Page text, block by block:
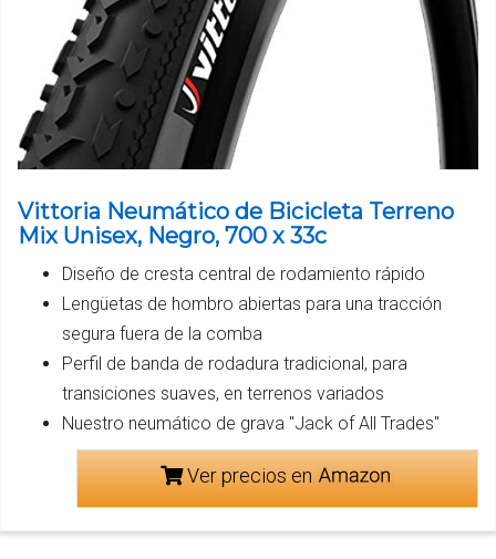
Vittoria Neumático de Bicicleta Terreno
Mix Unisex, Negro, 700 x 33c
Diseño de cresta central de rodamiento rápido
Lengüetas de hombro abiertas para una tracción
segura fuera de la comba
Perfil de banda de rodadura tradicional, para
transiciones suaves, en terrenos variados
Nuestro neumático de grava "Jack of All Trades"
Ver precios en